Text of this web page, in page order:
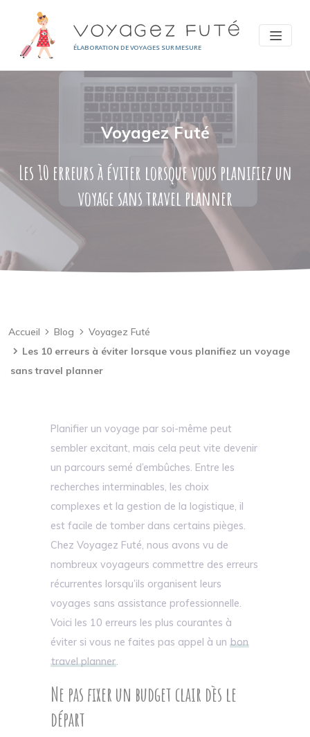
ÉLABORATION DE VOYAGES SUR MESURE
Voyagez Futé
Les 10 erreurs à éviter lorsque vous planifiez un
voyage sans travel planner
Accueil Blog
Voyagez Futé
Les 10 erreurs à éviter lorsque vous planifiez un voyage
sans travel planner
Planifier un voyage par soi-même peut
sembler excitant, mais cela peut vite devenir
un parcours semé d’embûches. Entre les
recherches interminables, les choix
complexes et la gestion de la logistique, il
est facile de tomber dans certains pièges.
Chez Voyagez Futé, nous avons vu de
nombreux voyageurs commettre des erreurs
récurrentes lorsqu’ils organisent leurs
voyages sans assistance professionnelle.
Voici les 10 erreurs les plus courantes à
éviter si vous ne faites pas appel à unbon
travel planner.
Ne pas fixer un budget clair dès le
départ
Panneau de gestion des cookies